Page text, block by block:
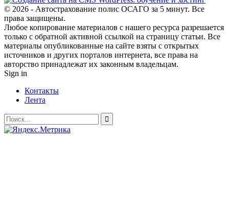
© 2026 - Автострахование полис ОСАГО за 5 минут. Все
права защищены.
Любое копирование материалов с нашего ресурса разрешается
только с обратной активной ссылкой на страницу статьи. Все
материалы опубликованные на сайте взяты с открытых
источников и других порталов интернета, все права на
авторство принадлежат их законным владельцам.
Sign in
Контакты
Лента